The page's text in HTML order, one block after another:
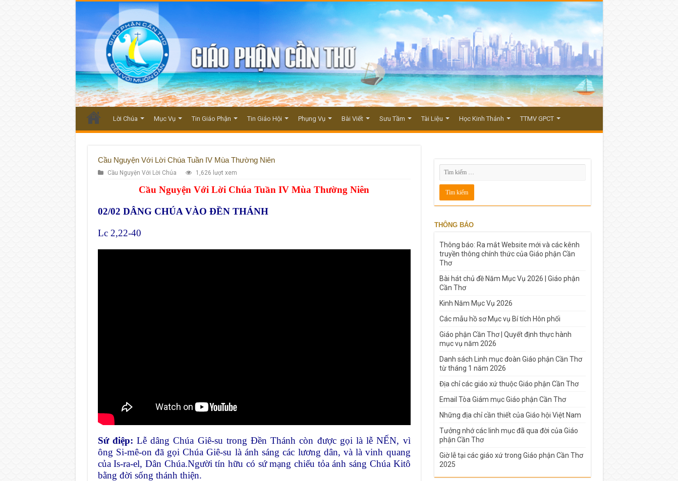
Lời Chúa Mục Vụ Tin Giáo Phận Tin Giáo Hội Phụng Vụ Bài Viết Sưu Tầm Tài Liệu Học Kinh Thánh TTMV GPCT
Cầu Nguyện Với Lời Chúa Tuần IV Mùa Thường Niên
Cầu Nguyện Với Lời Chúa 1,626 lượt xem
Cầu Nguyện Với Lời Chúa Tuần IV Mùa Thường Niên
02/02 DÂNG CHÚA VÀO ĐỀN THÁNH
Lc 2,22-40
Sứ điệp: Lễ dâng Chúa Giê-su trong Đền Thánh còn được gọi là lễ NẾN, vì
ông Si-mê-on đã gọi Chúa Giê-su là ánh sáng các lương dân, và là vinh quang
của Is-ra-el, Dân Chúa.Người tín hữu có sứ mạng chiếu tỏa ánh sáng Chúa Kitô
bằng đời sống thánh thiện.
THÔNG BÁO
Thông báo: Ra mắt Website mới và các kênh
truyền thông chính thức của Giáo phận Cần
Thơ
Bài hát chủ đề Năm Mục Vụ 2026 | Giáo phận
Cần Thơ
Kinh Năm Mục Vụ 2026
Các mẫu hồ sơ Mục vụ Bí tích Hôn phối
Giáo phận Cần Thơ | Quyết định thực hành
mục vụ năm 2026
Danh sách Linh mục đoàn Giáo phận Cần Thơ
từ tháng 1 năm 2026
Địa chỉ các giáo xứ thuộc Giáo phận Cần Thơ
Email Tòa Giám mục Giáo phận Cần Thơ
Những địa chỉ cần thiết của Giáo hội Việt Nam
Tưởng nhớ các linh mục đã qua đời của Giáo
phận Cần Thơ
Giờ lễ tại các giáo xứ trong Giáo phận Cần Thơ
2025